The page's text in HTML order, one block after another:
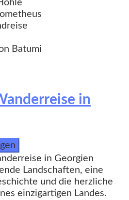
in
in Georgien
Landschaften, eine
und die herzliche
einzigartigen Landes.